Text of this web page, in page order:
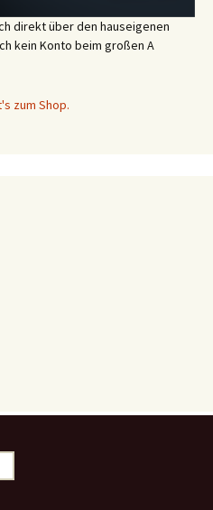
direkt über den hauseigenen
kein Konto beim großen A
zum Shop.